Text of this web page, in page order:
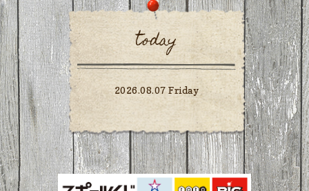
today
2026.08.07 Friday